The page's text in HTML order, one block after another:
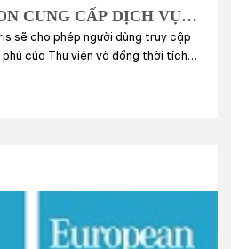
CUNG CẤP DỊCH VỤ
GIAO CÁC BỘ
THÔNG QUA GIẢI
CỦA EX LIBRIS
sẽ cho phép người dùng truy cập
của Thư viện và đồng thời tích